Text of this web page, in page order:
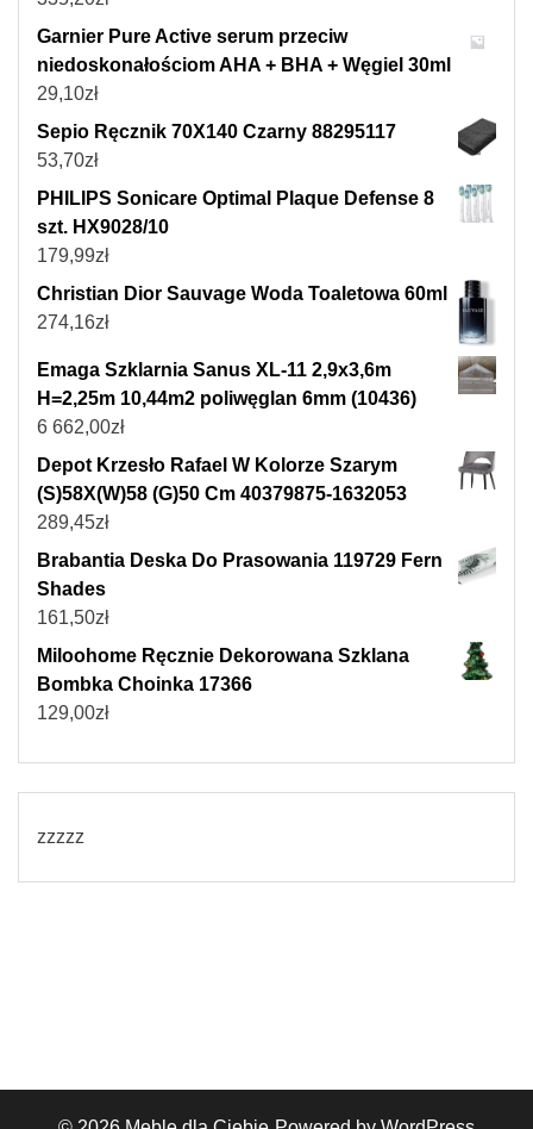
Garnier Pure Active serum przeciw
niedoskonałościom AHA + BHA + Węgiel 30ml
29,10zł
Sepio Ręcznik 70X140 Czarny 88295117
53,70zł
PHILIPS Sonicare Optimal Plaque Defense 8
szt. HX9028/10
179,99zł
Christian Dior Sauvage Woda Toaletowa 60ml
274,16zł
Emaga Szklarnia Sanus XL-11 2,9x3,6m
H=2,25m 10,44m2 poliwęglan 6mm (10436)
6 662,00zł
Depot Krzesło Rafael W Kolorze Szarym
(S)58X(W)58 (G)50 Cm 40379875-1632053
289,45zł
Brabantia Deska Do Prasowania 119729 Fern
Shades
161,50zł
Miloohome Ręcznie Dekorowana Szklana
Bombka Choinka 17366
129,00zł
zzzzz